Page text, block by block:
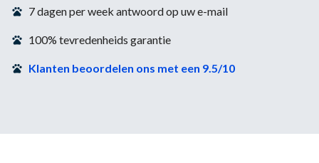
7 dagen per week antwoord op uw e-mail
100% tevredenheids garantie
Klanten beoordelen ons met een 9.5/10